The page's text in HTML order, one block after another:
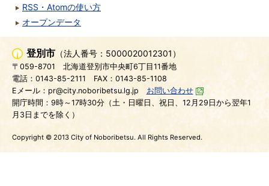
RSS・Atomの使い方
オープンデータ
登別市 （法人番号：5000020012301）
〒059-8701
北海道登別市中央町6丁目11番地
電話：0143-85-2111
FAX：0143-85-1108
Eメール：pr@city.noboribetsu.lg.jp
お問い合わせ
開庁時間：9時～17時30分（土・日曜日、祝日、12月29日から翌年1
月3日までを除く）
Copyright © 2013 City of Noboribetsu. All Rights Reserved.